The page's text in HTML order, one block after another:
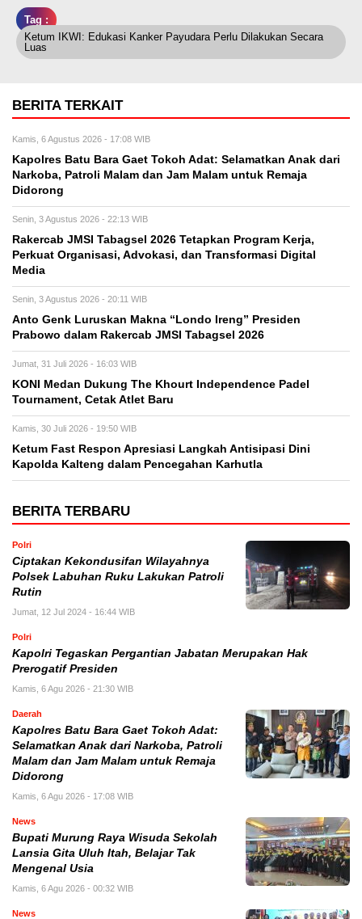
Tag :
Ketum IKWI: Edukasi Kanker Payudara Perlu Dilakukan Secara
Luas
BERITA TERKAIT
Kamis, 6 Agustus 2026 - 17:08 WIB
Kapolres Batu Bara Gaet Tokoh Adat: Selamatkan Anak dari
Narkoba, Patroli Malam dan Jam Malam untuk Remaja
Didorong
Senin, 3 Agustus 2026 - 22:13 WIB
Rakercab JMSI Tabagsel 2026 Tetapkan Program Kerja,
Perkuat Organisasi, Advokasi, dan Transformasi Digital
Media
Senin, 3 Agustus 2026 - 20:11 WIB
Anto Genk Luruskan Makna “Londo Ireng” Presiden
Prabowo dalam Rakercab JMSI Tabagsel 2026
Jumat, 31 Juli 2026 - 16:03 WIB
KONI Medan Dukung The Khourt Independence Padel
Tournament, Cetak Atlet Baru
Kamis, 30 Juli 2026 - 19:50 WIB
Ketum Fast Respon Apresiasi Langkah Antisipasi Dini
Kapolda Kalteng dalam Pencegahan Karhutla
BERITA TERBARU
Polri
Ciptakan Kekondusifan Wilayahnya
Polsek Labuhan Ruku Lakukan Patroli
Rutin
Jumat, 12 Jul 2024 - 16:44 WIB
Polri
Kapolri Tegaskan Pergantian Jabatan Merupakan Hak
Prerogatif Presiden
Kamis, 6 Agu 2026 - 21:30 WIB
Daerah
Kapolres Batu Bara Gaet Tokoh Adat:
Selamatkan Anak dari Narkoba, Patroli
Malam dan Jam Malam untuk Remaja
Didorong
Kamis, 6 Agu 2026 - 17:08 WIB
News
Bupati Murung Raya Wisuda Sekolah
Lansia Gita Uluh Itah, Belajar Tak
Mengenal Usia
Kamis, 6 Agu 2026 - 00:32 WIB
News